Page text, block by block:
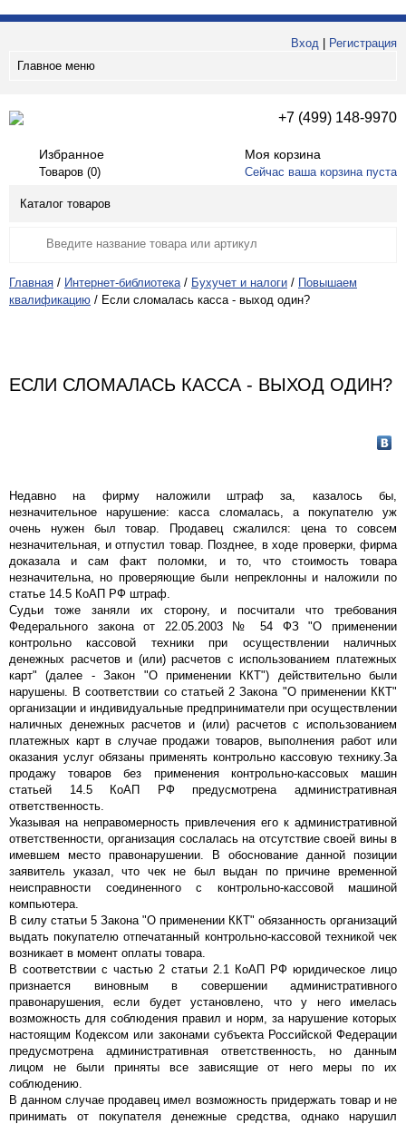
Вход
Регистрация
Главное меню
+7 (499) 148-9970
Избранное
Товаров (0)
Моя корзина
Сейчас ваша корзина пуста
Каталог товаров
Главная / Интернет-библиотека / Бухучет и налоги / Повышаем
квалификацию / Если сломалась касса - выход один?
ЕСЛИ СЛОМАЛАСЬ КАССА - ВЫХОД ОДИН?
Недавно на фирму наложили штраф за, казалось бы,
незначительное нарушение: касса сломалась, а покупателю уж
очень нужен был товар. Продавец сжалился: цена то совсем
незначительная, и отпустил товар. Позднее, в ходе проверки, фирма
доказала и сам факт поломки, и то, что стоимость товара
незначительна, но проверяющие были непреклонны и наложили по
статье 14.5 КоАП РФ штраф.
Судьи тоже заняли их сторону, и посчитали что требования
Федерального закона от 22.05.2003 № 54 ФЗ "О применении
контрольно кассовой техники при осуществлении наличных
денежных расчетов и (или) расчетов с использованием платежных
карт" (далее - Закон "О применении ККТ") действительно были
нарушены. В соответствии со статьей 2 Закона "О применении ККТ"
организации и индивидуальные предприниматели при осуществлении
наличных денежных расчетов и (или) расчетов с использованием
платежных карт в случае продажи товаров, выполнения работ или
оказания услуг обязаны применять контрольно кассовую технику.За
продажу товаров без применения контрольно-кассовых машин
статьей 14.5 КоАП РФ предусмотрена административная
ответственность.
Указывая на неправомерность привлечения его к административной
ответственности, организация сослалась на отсутствие своей вины в
имевшем место правонарушении. В обоснование данной позиции
заявитель указал, что чек не был выдан по причине временной
неисправности соединенного с контрольно-кассовой машиной
компьютера.
В силу статьи 5 Закона "О применении ККТ" обязанность организаций
выдать покупателю отпечатанный контрольно-кассовой техникой чек
возникает в момент оплаты товара.
В соответствии с частью 2 статьи 2.1 КоАП РФ юридическое лицо
признается виновным в совершении административного
правонарушения, если будет установлено, что у него имелась
возможность для соблюдения правил и норм, за нарушение которых
настоящим Кодексом или законами субъекта Российской Федерации
предусмотрена административная ответственность, но данным
лицом не были приняты все зависящие от него меры по их
соблюдению.
В данном случае продавец имел возможность придержать товар и не
принимать от покупателя денежные средства, однако нарушил